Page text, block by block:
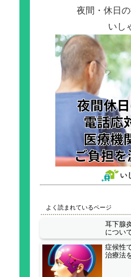
夜間・休日
いし
よく読まれているページ
耳下腺
につい
症候性
治療法